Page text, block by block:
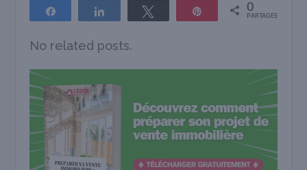
Partagez Partagez Tweetez Épingle 0
PARTAGES
No related posts.